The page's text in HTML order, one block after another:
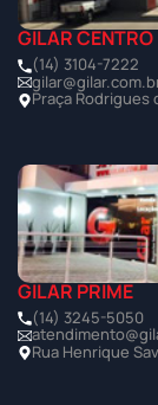
GILAR CENTRO
(14) 3104-7222
Praça Rodrigues
GILAR PRIME
(14) 3245-5050
Rua Henrique